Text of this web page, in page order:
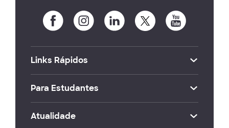
Links Rápidos
Para Estudantes
Atualidade